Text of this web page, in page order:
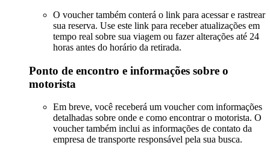
O voucher também conterá o link para acessar e rastrear
sua reserva. Use este link para receber atualizações em
tempo real sobre sua viagem ou fazer alterações até 24
horas antes do horário da retirada.
Ponto de encontro e informações sobre o
motorista
Em breve, você receberá um voucher com informações
detalhadas sobre onde e como encontrar o motorista. O
voucher também inclui as informações de contato da
empresa de transporte responsável pela sua busca.